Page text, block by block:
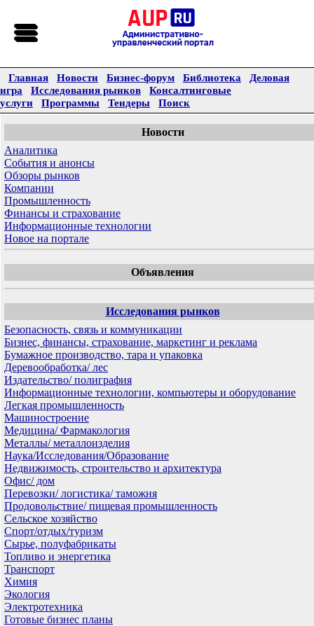
Главная Новости Бизнес-форум Библиотека
Деловая
игра
Исследования рынков
Консалтинговые
услуги
Программы Тендеры Поиск
Новости
Аналитика
События и анонсы
Обзоры рынков
Компании
Промышленность
Финансы и страхование
Информационные технологии
Новое на портале
Объявления
Исследования рынков
Безопасность, связь и коммуникации
Бизнес, финансы, страхование, маркетинг и реклама
Бумажное производство, тара и упаковка
Деревообработка/ лес
Издательство/ полиграфия
Информационные технологии, компьютеры и оборудование
Легкая промышленность
Машиностроение
Медицина/ Фармакология
Металлы/ металлоизделия
Наука/Исследования/Образование
Недвижимость, строительство и архитектура
Офис/ дом
Перевозки/ логистика/ таможня
Продовольствие/ пищевая промышленность
Сельское хозяйство
Спорт/отдых/туризм
Сырье, полуфабрикаты
Топливо и энергетика
Транспорт
Химия
Экология
Электротехника
Готовые бизнес планы